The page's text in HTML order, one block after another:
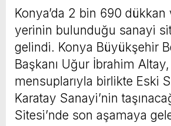
Konya’da 2 bin 690 dükkan
yerinin bulunduğu sanayi
gelindi. Konya Büyükşehir
Başkanı Uğur İbrahim Altay,
mensuplarıyla birlikte Eski
Karatay Sanayi’nin
Sitesi’nde son aşamaya